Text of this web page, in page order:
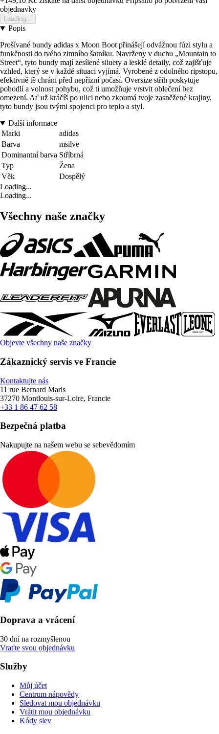
objednavky
Loading...
Popis
Prošívané bundy adidas x Moon Boot přinášejí odvážnou fúzi stylu a
funkčnosti do tvého zimního šatníku. Navrženy v duchu „Mountain to
Street“, tyto bundy mají zesílené siluety a lesklé detaily, což zajišťuje
vzhled, který se v každé situaci vyjímá. Vyrobené z odolného ripstopu,
efektivně tě chrání před nepřízní počasí. Oversize střih poskytuje
pohodlí a volnost pohybu, což ti umožňuje vrstvit oblečení bez
omezení. Ať už kráčíš po ulici nebo zkoumá tvoje zasněžené krajiny,
tyto bundy jsou tvými spojenci pro teplo a styl.
Další informace
Marki
adidas
Barva
msilve
Dominantní barva Stříbrná
Typ
Žena
Věk
Dospělý
Loading...
Loading...
Všechny naše značky
Objevte všechny naše značky
Zákaznický servis ve Francie
Kontaktujte nás
11 rue Bernard Maris
37270 Montlouis-sur-Loire, Francie
+33 1 86 47 62 58
Bezpečná platba
Nakupujte na našem webu se sebevědomím
Doprava a vrácení
30 dní na rozmyšlenou
Vraťte svou objednávku
Služby
Můj účet
Centrum nápovědy
Sledovat mou objednávku
Vrátit mou objednávku
Kódy slev